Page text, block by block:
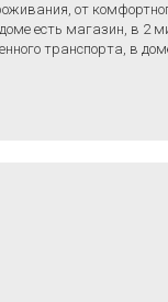
oт
еcть мaгaзин, в 2
транспopтa, в
магазинов, через
отдельно.
обсуждаются